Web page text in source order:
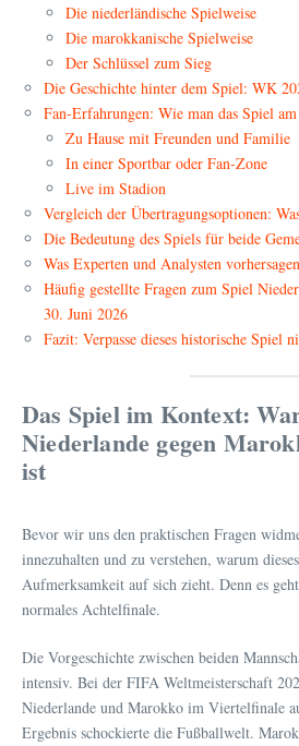
Die niederländische Spielweise
Die marokkanische Spielweise
Der Schlüssel zum Sieg
Die Geschichte hinter dem Spiel: WK
Fan-Erfahrungen: Wie man das Spiel
Zu Hause mit Freunden und Familie
In einer Sportbar oder Fan-Zone
Live im Stadion
Vergleich der Übertragungsoptionen:
Die Bedeutung des Spiels für beide
Was Experten und Analysten vorhersagen
Häufig gestellte Fragen zum Spiel
30. Juni 2026
Fazit: Verpasse dieses historische Spiel
Das Spiel im Kontext:
Niederlande gegen
ist
Bevor wir uns den praktischen Fragen
innezuhalten und zu verstehen, warum
Aufmerksamkeit auf sich zieht. Denn es
normales Achtelfinale.
Die Vorgeschichte zwischen beiden
intensiv. Bei der FIFA Weltmeisterschaft
Niederlande und Marokko im Viertelfinale
Ergebnis schockierte die Fußballwelt.